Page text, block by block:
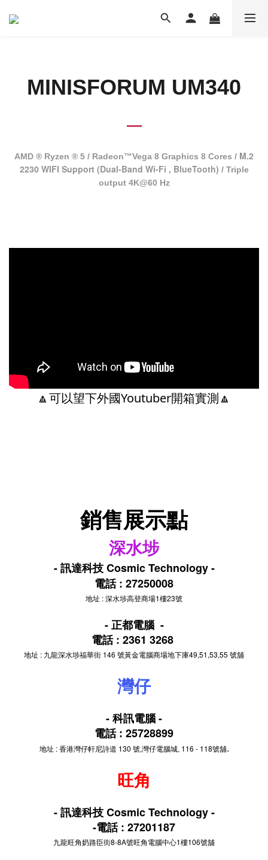
MINISFORUM UM340
AMD ® Ryzen ® 5 / Radeon™Vega 8 Graphics 8 Cores / M.2
2230 WIFI Support (Dual-Band Wi-Fi , BlueTooth) / Triple
output 4K@60 Hz
🔼可以望下外國Youtuber開箱實測🔼
銷售展示點
深水埗
- 訊達科技 Cosmic Technology -
電話 : 27250008
地址 : 深水埗高登商場1樓23號
- 正都電腦 -
電話 : 2361 3268
地址 : 九龍深水埗福華街 146 號黃金電腦商場地下庫49,51,53,55 號舖
灣仔
- 科訊電腦 -
電話 : 25728899
地址 : 香港灣仔軒尼詩道 130 號,灣仔電腦城, 116 - 118號舖.
旺角
- 訊達科技 Cosmic Technology -
-電話 : 27201187
九龍旺角奶路臣街8-8A號旺角電腦中心1樓106號舖